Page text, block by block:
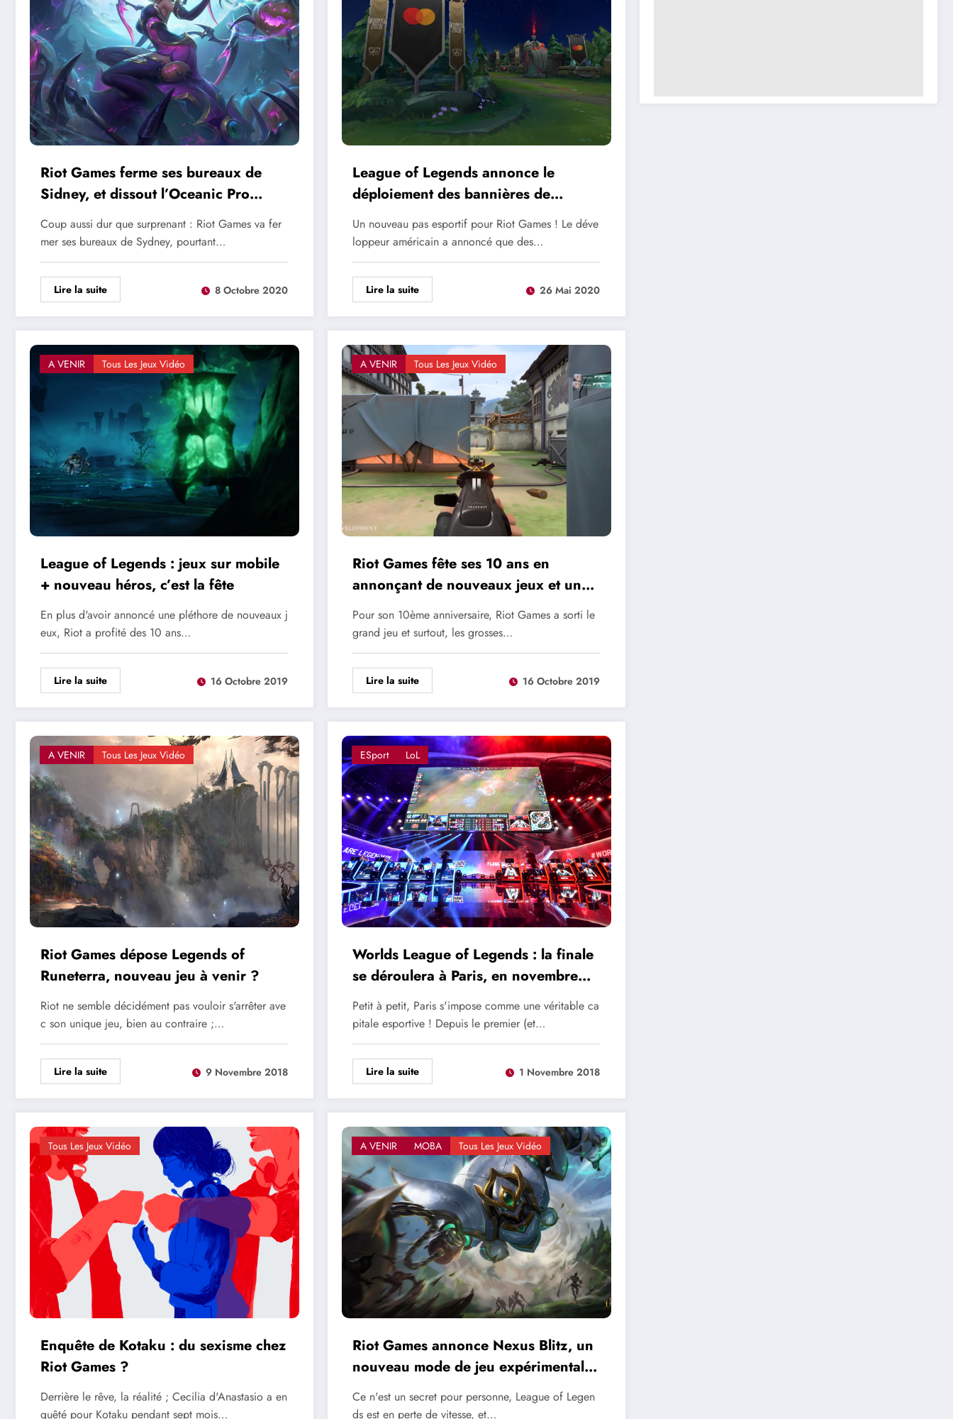
Riot Games ferme ses bureaux de
Sidney, et dissout l’Oceanic Pro
League
Coup aussi dur que surprenant : Riot Games va fer
mer ses bureaux de Sydney, pourtant…
Lire la suite 8 Octobre 2020
League of Legends annonce le
déploiement des bannières de
sponsors en jeu
Un nouveau pas esportif pour Riot Games ! Le déve
loppeur américain a annoncé que des…
Lire la suite 26 Mai 2020
A VENIR Tous Les Jeux Vidéo
League of Legends : jeux sur mobile
+ nouveau héros, c’est la fête
En plus d'avoir annoncé une pléthore de nouveaux j
eux, Riot a profité des 10 ans…
Lire la suite 16 Octobre 2019
A VENIR Tous Les Jeux Vidéo
Riot Games fête ses 10 ans en
annonçant de nouveaux jeux et un
animé, voici un gros récap de qualité
Pour son 10ème anniversaire, Riot Games a sorti le
grand jeu et surtout, les grosses…
Lire la suite 16 Octobre 2019
A VENIR Tous Les Jeux Vidéo
Riot Games dépose Legends of
Runeterra, nouveau jeu à venir ?
Riot ne semble décidément pas vouloir s'arrêter ave
c son unique jeu, bien au contraire ;…
Lire la suite 9 Novembre 2018
ESport LoL
Worlds League of Legends : la finale
se déroulera à Paris, en novembre
2019
Petit à petit, Paris s'impose comme une véritable ca
pitale esportive ! Depuis le premier (et…
Lire la suite 1 Novembre 2018
Tous Les Jeux Vidéo
Enquête de Kotaku : du sexisme chez
Riot Games ?
Derrière le rêve, la réalité ; Cecilia d'Anastasio a en
quêté pour Kotaku pendant sept mois…
A VENIR MOBA Tous Les Jeux Vidéo
Riot Games annonce Nexus Blitz, un
nouveau mode de jeu expérimental
pour League of Legends
Ce n'est un secret pour personne, League of Legen
ds est en perte de vitesse, et…